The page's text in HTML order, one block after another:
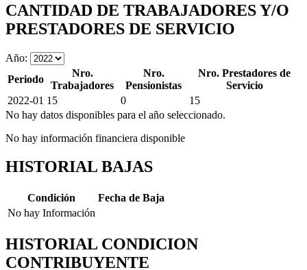
CANTIDAD DE TRABAJADORES Y/O
PRESTADORES DE SERVICIO
Año:
Periodo
Nro.
Trabajadores
Nro.
Pensionistas
Nro. Prestadores de
Servicio
2022-01 15 0
15
No hay datos disponibles para el año seleccionado.
No hay información financiera disponible
HISTORIAL BAJAS
Condición
Fecha de Baja
No hay Información
HISTORIAL CONDICION
CONTRIBUYENTE